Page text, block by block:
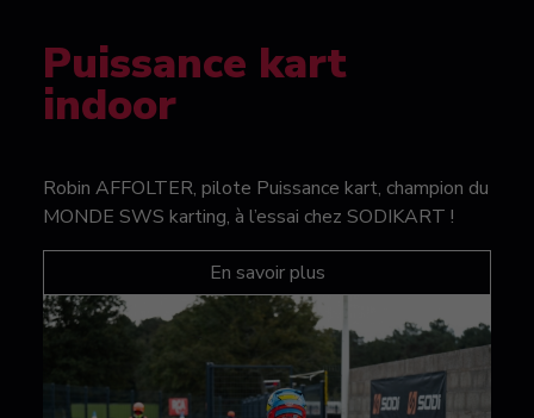
Puissance kart
indoor
Robin AFFOLTER, pilote Puissance kart, champion du
MONDE SWS karting, à l’essai chez SODIKART !
En savoir plus